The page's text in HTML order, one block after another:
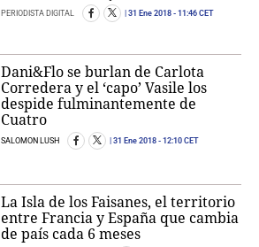
PERIODISTA DIGITAL 31 Ene 2018 - 11:46 CET
Dani&Flo se burlan de Carlota
Corredera y el ‘capo’ Vasile los
despide fulminantemente de
Cuatro
SALOMON LUSH 31 Ene 2018 - 12:10 CET
La Isla de los Faisanes, el territorio
entre Francia y España que cambia
de país cada 6 meses